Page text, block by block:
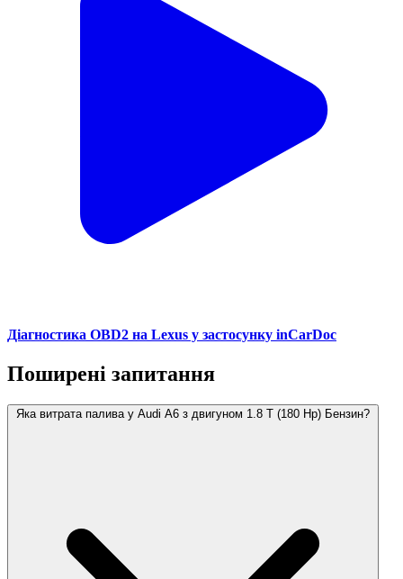
Діагностика OBD2 на Lexus у застосунку inCarDoc
Поширені запитання
Яка витрата палива у Audi A6 з двигуном 1.8 T (180 Hp) Бензин?